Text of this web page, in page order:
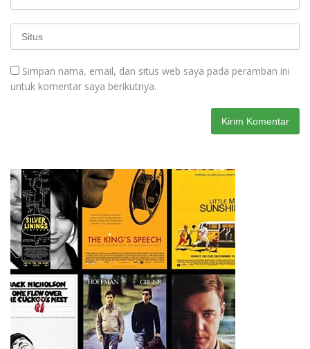
Simpan nama, email, dan situs web saya pada peramban ini
untuk komentar saya berikutnya.